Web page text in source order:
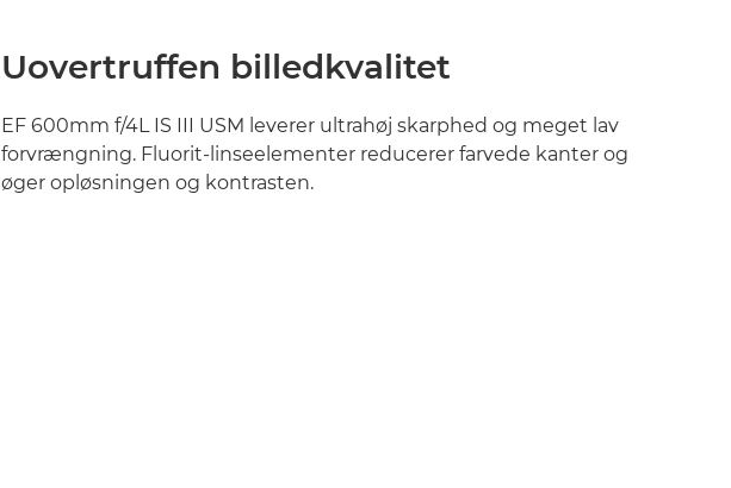
Uovertruffen billedkvalitet
EF 600mm f/4L IS III USM leverer ultrahøj skarphed og meget lav
forvrængning. Fluorit-linseelementer reducerer farvede kanter og
øger opløsningen og kontrasten.